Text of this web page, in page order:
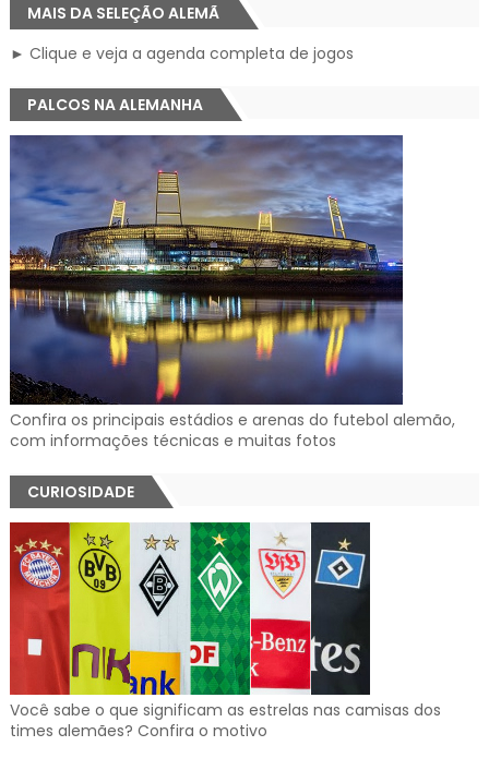
MAIS DA SELEÇÃO ALEMÃ
► Clique e veja a agenda completa de jogos
PALCOS NA ALEMANHA
Confira os principais estádios e arenas do futebol alemão,
com informações técnicas e muitas fotos
CURIOSIDADE
Você sabe o que significam as estrelas nas camisas dos
times alemães? Confira o motivo